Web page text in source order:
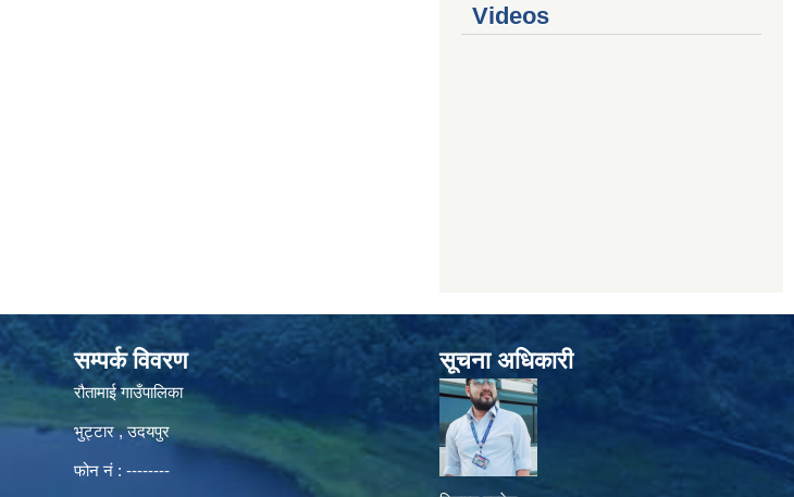
Videos
सम्पर्क विवरण
रौतामाई गाउँपालिका
भुट्टार , उदयपुर
फोन नं : --------
सूचना अधिकारी